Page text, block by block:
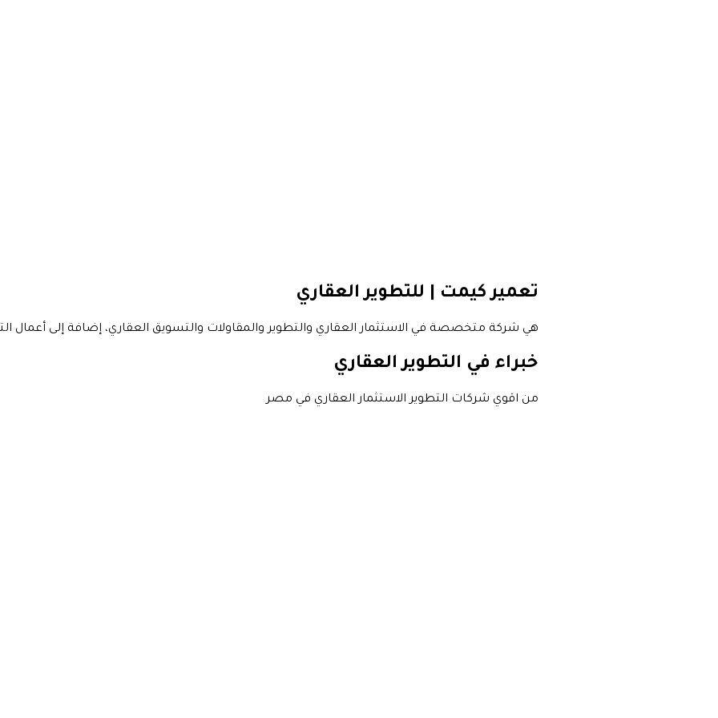
تعمير كيمت | للتطوير العقاري
هي شركة متخصصة في الاستثمار العقاري والتطوير والمقاولات والتسويق العقاري، إضافة إلى أعمال
خبراء في التطوير العقاري
من اقوي شركات التطوير الاستثمار العقاري في مصر